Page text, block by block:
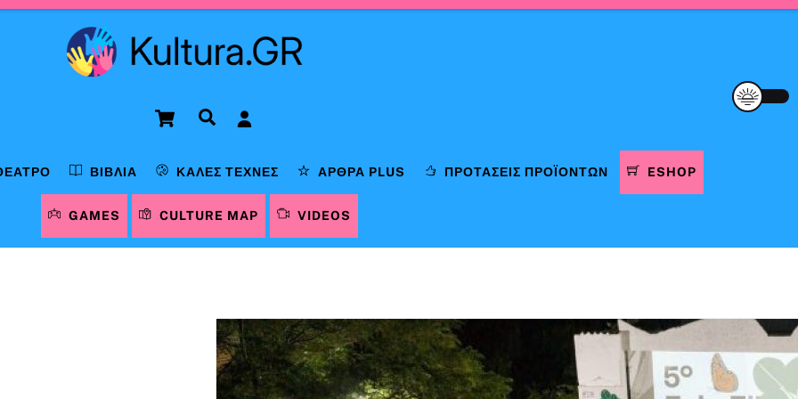
Cart Αναζήτηση
ΒΙΒΛΊΑ ΚΑΛΈΣ ΤΈΧΝΕΣ ΆΡΘΡΑ PLUS ΠΡΟΤΆΣΕΙΣ ΠΡΟΪΌΝΤΩΝ ESHOP
GAMES CULTURE MAP VIDEOS